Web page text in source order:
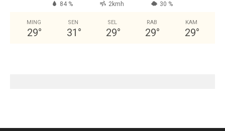
84 % 2kmh 30 %
MING
29°
SEN
31 °
SEL
29°
RAB
29°
KAM
29°